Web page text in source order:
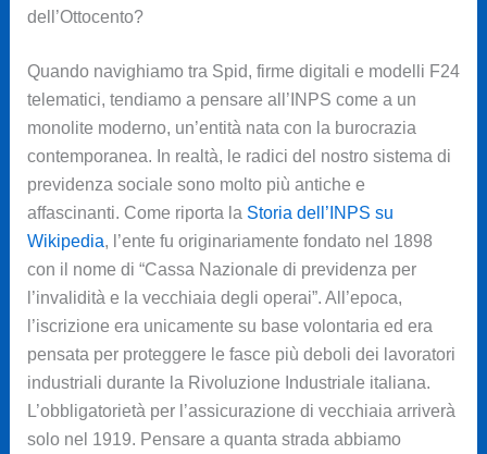
dell’Ottocento?
Quando navighiamo tra Spid, firme digitali e modelli F24
telematici, tendiamo a pensare all’INPS come a un
monolite moderno, un’entità nata con la burocrazia
contemporanea. In realtà, le radici del nostro sistema di
previdenza sociale sono molto più antiche e
affascinanti. Come riporta la Storia dell’INPS su
Wikipedia, l’ente fu originariamente fondato nel 1898
con il nome di “Cassa Nazionale di previdenza per
l’invalidità e la vecchiaia degli operai”. All’epoca,
l’iscrizione era unicamente su base volontaria ed era
pensata per proteggere le fasce più deboli dei lavoratori
industriali durante la Rivoluzione Industriale italiana.
L’obbligatorietà per l’assicurazione di vecchiaia arriverà
solo nel 1919. Pensare a quanta strada abbiamo